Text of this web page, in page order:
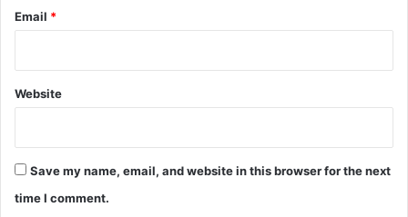
Email *
Website
Save my name, email, and website in this browser for the next
time I comment.